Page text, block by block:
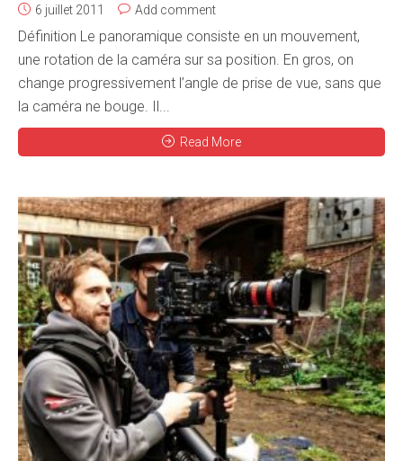
6 juillet 2011 Add comment
Définition Le panoramique consiste en un mouvement,
une rotation de la caméra sur sa position. En gros, on
change progressivement l’angle de prise de vue, sans que
la caméra ne bouge. Il...
Read More